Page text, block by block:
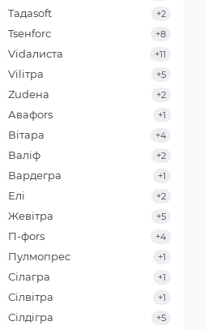
Taдаsoft +2
Tsенforс +8
Vidaлиста +11
Viliтра +5
Zudена +2
Авафоrs +1
Вітара +4
Валіф +2
Вардегра +1
Елі +2
Жевітра +5
П-фоrs +4
Пулмопрес +1
Сілагра +1
Сілвітра +1
Сілдігра +5